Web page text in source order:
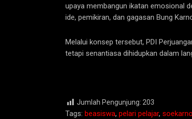
upaya membangun ikatan emosional
ide, pemikiran, dan gagasan Bung
Melalui konsep tersebut, PDI
tetapi senantiasa dihidupkan dalam
Jumlah Pengunjung: 203
Tags: beasiswa, pelari pelajar,